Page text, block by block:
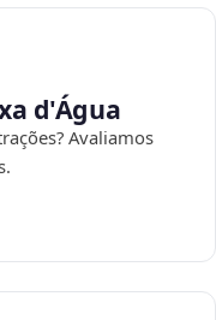
d'Água
Avaliamos